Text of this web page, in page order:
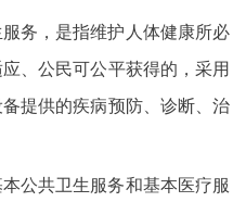
务，是指维护人体健康所必
、公民可公平获得的，采用
提供的疾病预防、诊断、治
公共卫生服务和基本医疗服